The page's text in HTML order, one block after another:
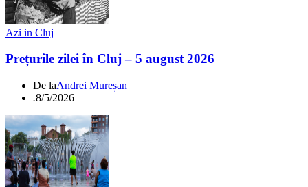
Azi in Cluj
Prețurile zilei în Cluj – 5 august 2026
De laAndrei Mureșan
.8/5/2026